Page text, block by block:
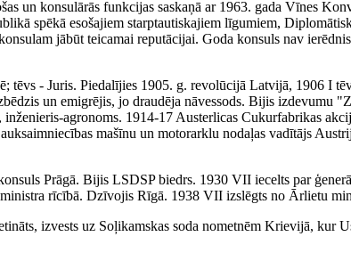
un konsulārās funkcijas saskaņā ar 1963. gada Vīnes
spēkā esošajiem starptautiskajiem līgumiem,
jābūt teicamai reputācijai. Goda konsuls nav
- Juris. Piedalījies 1905. g. revolūcijā Latvijā, 1906 I
un emigrējis, jo draudēja nāvessods. Bijis izdevumu
agronoms. 1914-17 Austerlicas Cukurfabrikas
mašīnu un motorarklu nodaļas vadītājs
Prāgā. Bijis LSDSP biedrs. 1930 VII iecelts par
rīcībā. Dzīvojis Rīgā. 1938 VII izslēgts no Ārlietu
izvests uz Soļikamskas soda nometnēm Krievijā, kur